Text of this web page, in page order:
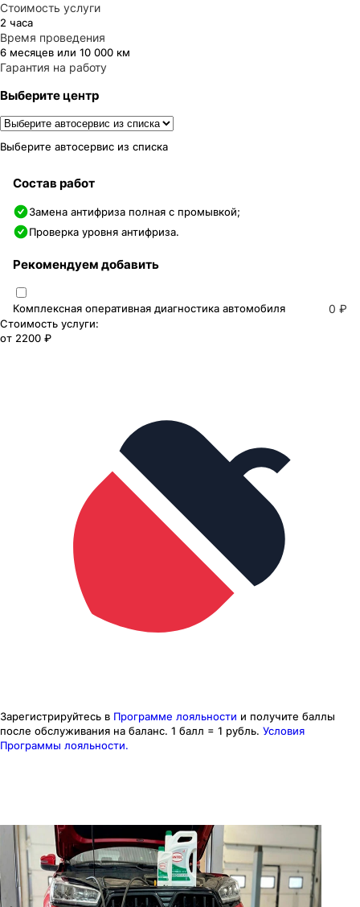
Стоимость услуги
2 часа
Время проведения
6 месяцев или 10 000 км
Гарантия на работу
Выберите центр
Выберите автосервис из списка
Состав работ
Замена антифриза полная с промывкой;
Проверка уровня антифриза.
Рекомендуем добавить
Комплексная оперативная диагностика автомобиля 0 ₽
Стоимость услуги:
от 2200 ₽
Зарегистрируйтесь в Программе лояльности и получите баллы
после обслуживания на баланс. 1 балл = 1 рубль. Условия
Программы лояльности.